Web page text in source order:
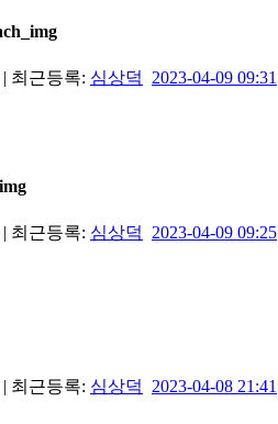
| 최근등록: 심상덕 2023-04-09 09:31
| 최근등록: 심상덕 2023-04-09 09:25
| 최근등록: 심상덕 2023-04-08 21:41